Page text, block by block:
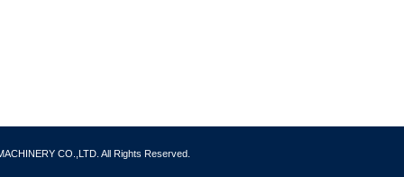
CO.,LTD. All Rights Reserved.